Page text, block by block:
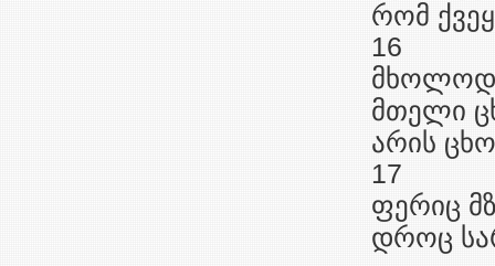
რომ
16
მხოლოდ
მთელი
არის
17
ფერიც
დროც